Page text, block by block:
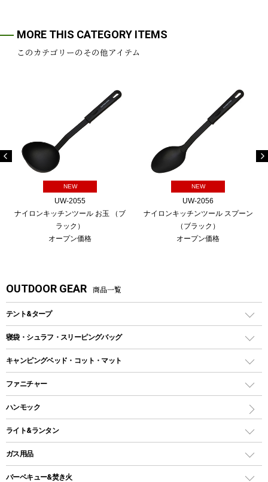
MORE THIS CATEGORY ITEMS
このカテゴリーのその他アイテム
NEW
UW-2055
ナイロンキッチンツール お玉 （ブ
ラック）
オープン価格
NEW
UW-2056
ナイロンキッチンツール スプーン
（ブラック）
オープン価格
OUTDOOR GEAR 商品一覧
テント&タープ
テント
ツールームテント
ワンポールテント
シェルターテント
ロッジ型・オリジナルテント
タープ
寝袋・シュラフ・スリーピングバッグ
レクタングラー型（封筒型）シュラフ
インナーシュラフ
キャンピングベッド・コット・マット
キャンピングベッド・コット
インフレータブルマット
ファニチャー
アウトドアテーブル
レジャーシート
ハンモック
ライト&ランタン
LEDランタン
ガスランタン
ガス用品
ガスバーナー
バーベキュー&焚き火